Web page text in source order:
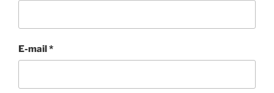
E-mail*